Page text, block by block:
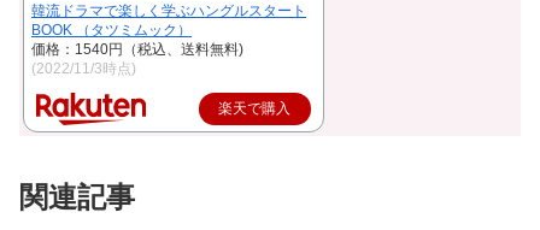
韓流ドラマで楽しく学ぶハングルスタート
BOOK （タツミムック）
価格：1540円（税込、送料無料)
(2022/11/3時点)
楽天で購入
関連記事